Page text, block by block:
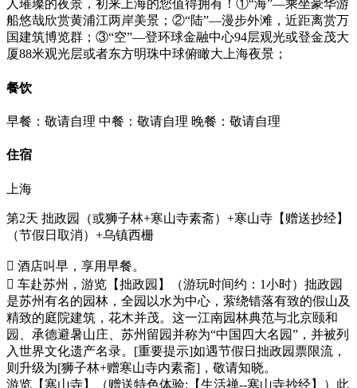
人璀璨的夜景，初来上海的您值得拥有！①“海”—乘坐豪华游
船悠哉欣赏黄浦江两岸美景；②“陆”—漫步外滩，近距离赏万
国建筑博览群；③“空”—登环球金融中心94层观光或登金茂大
厦88米观光层或者东方明珠中球俯瞰大上海夜景；
餐饮
早餐：敬请自理 中餐：敬请自理 晚餐：敬请自理
住宿
上海
第2天 拙政园（或狮子林+寒山寺素斋）+寒山寺【赠送抄经】
（节假日取消）+乌镇西栅
 酒店叫早，享用早餐。
 车赴苏州，游览【拙政园】（游玩时间约：1小时）拙政园
是苏州有名的园林，全园以水为中心，萦绕错落有致的假山及
精致的庭院建筑，花木并茂。这一江南园林典范与北京颐和
园、承德避暑山庄、苏州留园并称为“中国四大名园”，并被列
入世界文化遗产名录。[重要提示]如遇节假日拙政园票限流，
则升级为[狮子林+赠寒山寺内素斋]，敬请知晓。
游览【寒山寺】（赠送特色体验:【生活禅--寒山寺抄经】）此